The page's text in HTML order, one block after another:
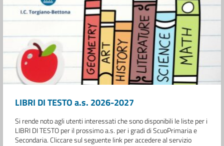
LIBRI DI TESTO a.s. 2026-2027
Si rende noto agli utenti interessati che sono disponibili le liste per i
LIBRI DI TESTO per il prossimo a.s. per i gradi di ScuoPrimaria e
Secondaria. Cliccare sul seguente link per accedere al servizio